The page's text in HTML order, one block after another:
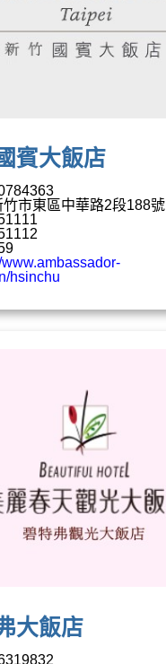
賓大飯店
市東區中華路2段188號
www.ambassador-
hsinchu
大飯店